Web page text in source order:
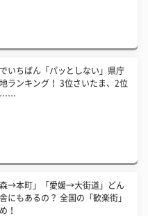
いちばん「パッとしない」県庁
ランキング！ 3位さいたま、2位
……
森→本町」「愛媛→大街道」どん
にもあるの？ 全国の「歓楽街」
！